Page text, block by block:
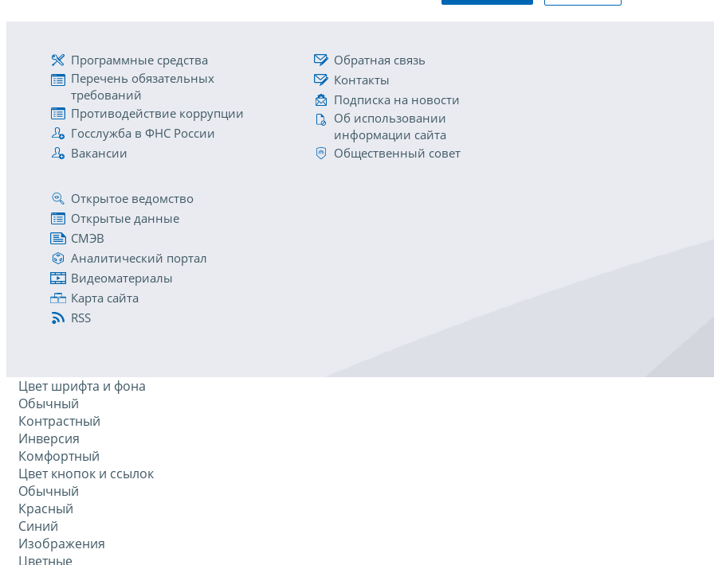
Программные средства
Перечень обязательных
требований
Противодействие коррупции
Госслужба в ФНС России
Вакансии
Обратная связь
Контакты
Подписка на новости
Об использовании
информации сайта
Общественный совет
Открытое ведомство
Открытые данные
СМЭВ
Аналитический портал
Видеоматериалы
Карта сайта
RSS
Цвет шрифта и фона
Обычный
Контрастный
Инверсия
Комфортный
Цвет кнопок и ссылок
Обычный
Красный
Синий
Изображения
Цветные